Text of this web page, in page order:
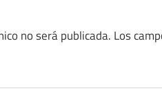
no será publicada. Los